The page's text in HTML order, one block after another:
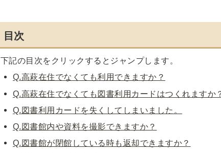
目次
下記の目次をクリックするとジャンプします。
Q.高萩在住でなくても利用できますか？
Q.高萩在住でなくても図書利用カードはつくれますか
Q.図書利用カードを失くしてしまいました。
Q.図書館内や資料を撮影できますか？
Q.図書館が閉館している時も返却できますか？